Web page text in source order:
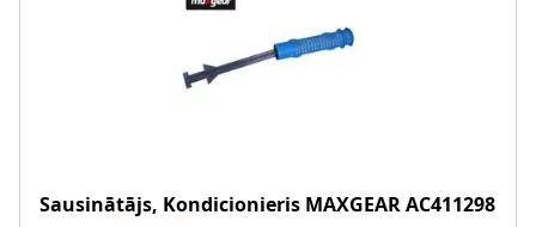
Sausinātājs, Kondicionieris MAXGEARAC411298